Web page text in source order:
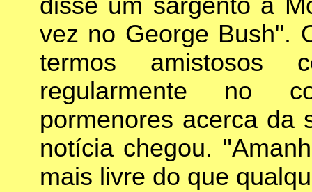
disse um sargento a
vez no George Bush".
termos amistosos
regularmente no
pormenores acerca da
notícia chegou.
mais livre do que